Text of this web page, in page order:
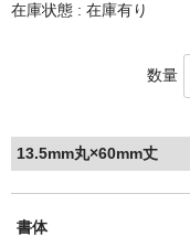
在庫状態 : 在庫有り
数量
13.5mm丸×60mm丈
書体